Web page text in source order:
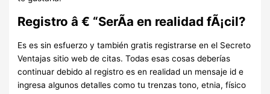
Registro â € “SerÃa en realidad fÃ¡cil?
Es es sin esfuerzo y también gratis registrarse en el Secreto
Ventajas sitio web de citas. Todas esas cosas deberías
continuar debido al registro es en realidad un mensaje id e
ingresa algunos detalles como tu trenzas tono, etnia, físico